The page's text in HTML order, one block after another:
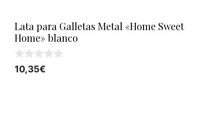
Lata para Galletas Metal «Home Sweet
Home» blanco
0
d
10,35€